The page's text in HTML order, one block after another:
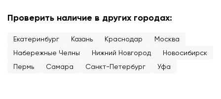
Проверить наличие в других городах:
Екатеринбург Казань Краснодар
Москва
Набережные Челны
Нижний Новгород
Новосибирск
Пермь
Самара Санкт-Петербург Уфа